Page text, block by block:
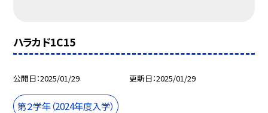
ハラカド1C15
公開日 2025/01/29 更新日 2025/01/29
第２学年（2024年度入学）